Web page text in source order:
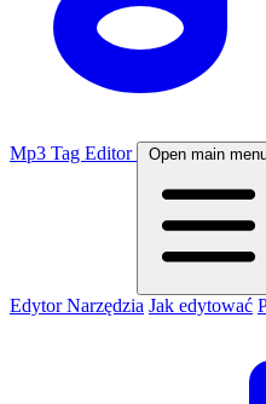
Mp3 Tag Editor Open main
EdytorNarzędzia Jak edytować